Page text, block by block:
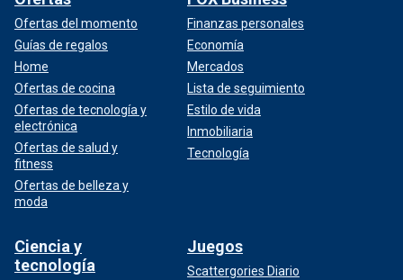
Ofertas del momento
Guías de regalos
Home
Ofertas de cocina
Ofertas de tecnología y
electrónica
Ofertas de salud y
fitness
Ofertas de belleza y
moda
Finanzas personales
Economía
Mercados
Lista de seguimiento
Estilo de vida
Inmobiliaria
Tecnología
Ciencia y
tecnología
Juegos
Scattergories Diario